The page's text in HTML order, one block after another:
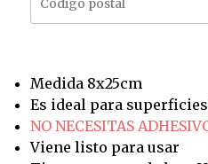
Medida 8x25cm
Es ideal para superficies
NO NECESITAS
Viene listo para usar